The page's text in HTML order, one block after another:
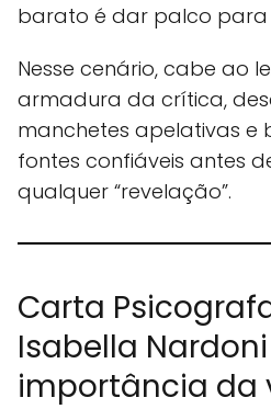
barato é dar palco para
Nesse cenário, cabe ao
armadura da crítica,
manchetes apelativas e
fontes confiáveis antes
qualquer “revelação”.
Carta
Isabella
importância da